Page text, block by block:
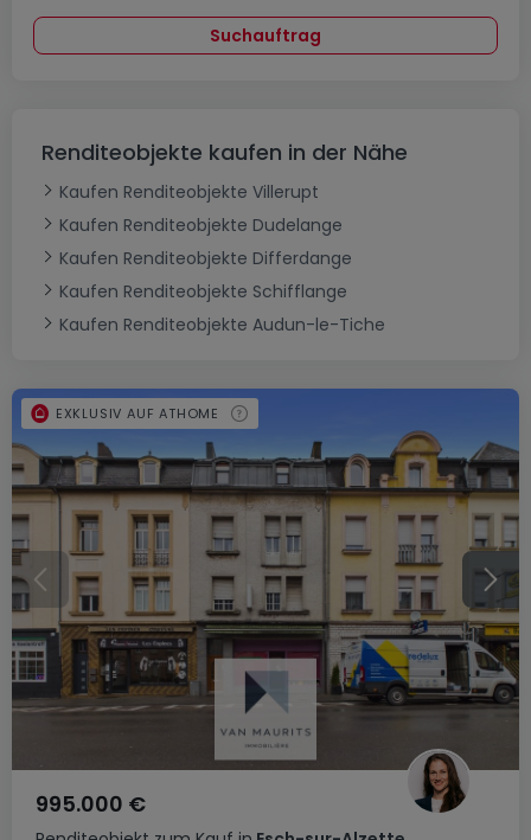
Suchauftrag
Renditeobjekte kaufen in der Nähe
Kaufen Renditeobjekte Villerupt
Kaufen Renditeobjekte Dudelange
Kaufen Renditeobjekte Differdange
Kaufen Renditeobjekte Schifflange
Kaufen Renditeobjekte Audun-le-Tiche
995.000 €
EXKLUSIV AUF ATHOME